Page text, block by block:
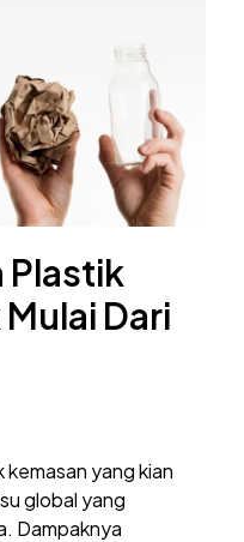
Plastik
Dari
kemasan yang kian
global yang
Dampaknya